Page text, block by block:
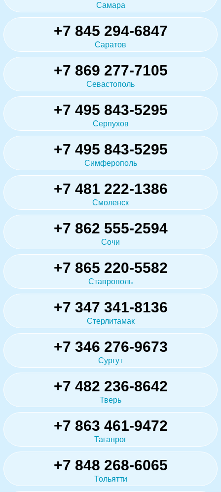
Самара
+7 845 294-6847
Саратов
+7 869 277-7105
Севастополь
+7 495 843-5295
Серпухов
+7 495 843-5295
Симферополь
+7 481 222-1386
Смоленск
+7 862 555-2594
Сочи
+7 865 220-5582
Ставрополь
+7 347 341-8136
Стерлитамак
+7 346 276-9673
Сургут
+7 482 236-8642
Тверь
+7 863 461-9472
Таганрог
+7 848 268-6065
Тольятти